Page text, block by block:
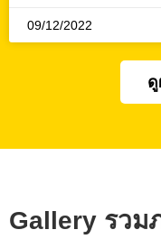
09/12/2022
Gallery รวม